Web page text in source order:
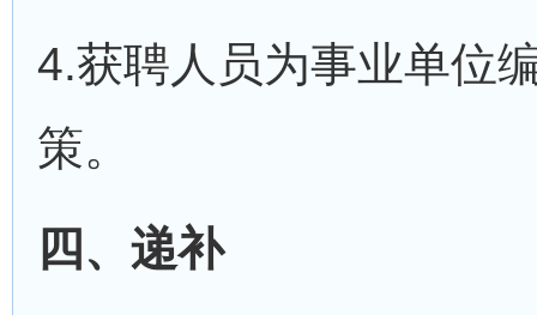
4.获聘人员为事业单位
策。
四、递补